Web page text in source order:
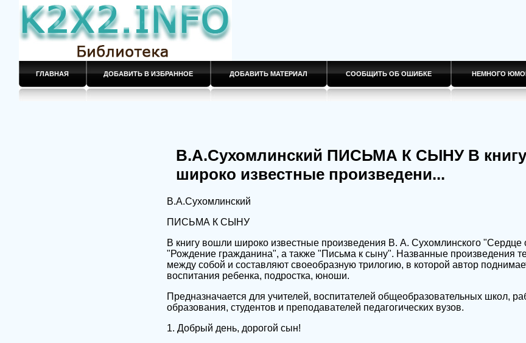
ГЛАВНАЯ ДОБАВИТЬ В ИЗБРАННОЕ ДОБАВИТЬ МАТЕРИАЛ СООБЩИТЬ ОБ ОШИБКЕ НЕМНОГО
В.А.Сухомлинский ПИСЬМА К СЫНУ В
широко известные произведени...
В.А.Сухомлинский
ПИСЬМА К СЫНУ
В книгу вошли широко известные произведения В. А. Сухомлинского "Сердце
"Рождение гражданина", а также "Письма к сыну". Названные произведения
между собой и составляют своеобразную трилогию, в которой автор
воспитания ребенка, подростка, юноши.
Предназначается для учителей, воспитателей общеобразовательных школ,
образования, студентов и преподавателей педагогических вузов.
1. Добрый день, дорогой сын!